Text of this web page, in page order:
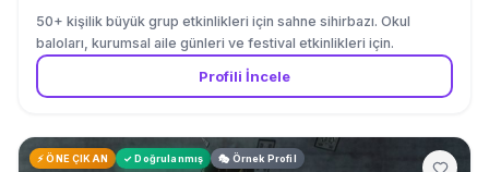
50+ kişilik büyük grup etkinlikleri için sahne sihirbazı. Okul
baloları, kurumsal aile günleri ve festival etkinlikleri için.
Profili İncele
⚡ ÖNE ÇIKAN ✓ Doğrulanmış 🎭 Örnek Profil